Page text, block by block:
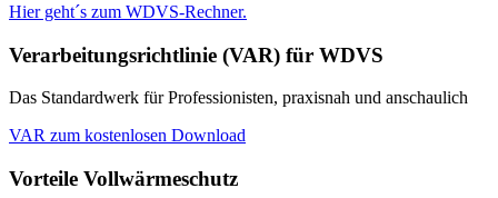
Hier geht´s zum WDVS-Rechner.
Verarbeitungsrichtlinie (VAR) für WDVS
Das Standardwerk für Professionisten, praxisnah und anschaulich
VAR zum kostenlosen Download
Vorteile Vollwärmeschutz